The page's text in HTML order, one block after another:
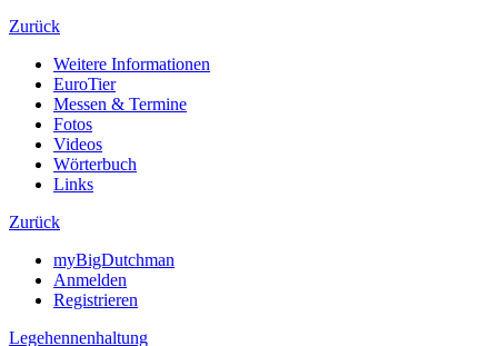
Zurück
Weitere Informationen
EuroTier
Messen & Termine
Fotos
Videos
Wörterbuch
Links
Zurück
myBigDutchman
Anmelden
Registrieren
Legehennenhaltung